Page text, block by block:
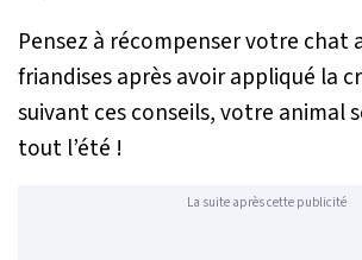
Pensez à récompenser votre chat
friandises après avoir appliqué la
suivant ces conseils, votre animal
tout l’été !
La suite après cette publicité